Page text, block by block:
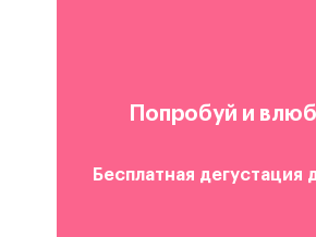
Попробуй и
Бесплатная дегустация